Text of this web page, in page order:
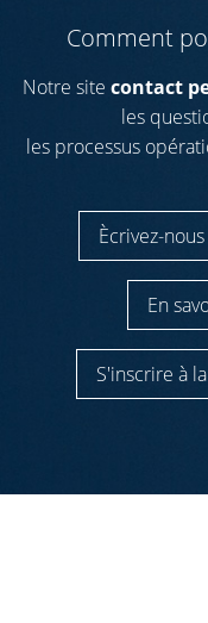
Comment
Notre site contact
les
les processus
Ècrivez-
En
S'inscrire à